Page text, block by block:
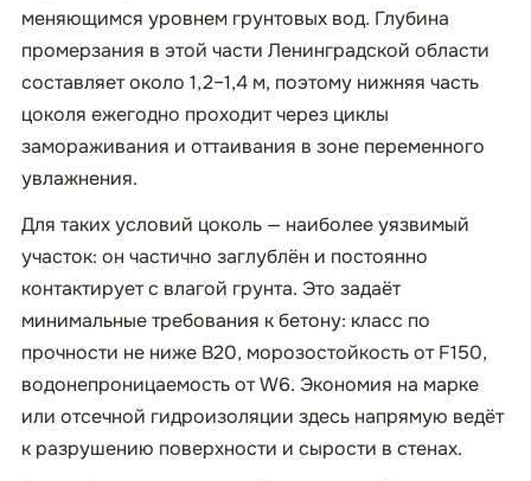
меняющимся уровнем грунтовых вод. Глубина
промерзания в этой части Ленинградской области
составляет около 1,2–1,4 м, поэтому нижняя часть
цоколя ежегодно проходит через циклы
замораживания и оттаивания в зоне переменного
увлажнения.
Для таких условий цоколь — наиболее уязвимый
участок: он частично заглублён и постоянно
контактирует с влагой грунта. Это задаёт
минимальные требования к бетону: класс по
прочности не ниже B20, морозостойкость от F150,
водонепроницаемость от W6. Экономия на марке
или отсечной гидроизоляции здесь напрямую ведёт
к разрушению поверхности и сырости в стенах.